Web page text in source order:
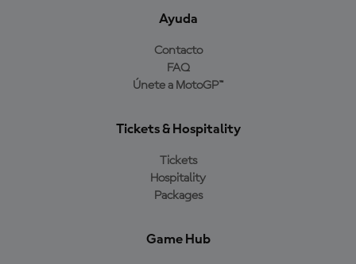
Ayuda
Contacto
FAQ
Únete a MotoGP™
Tickets & Hospitality
Tickets
Hospitality
Packages
Game Hub